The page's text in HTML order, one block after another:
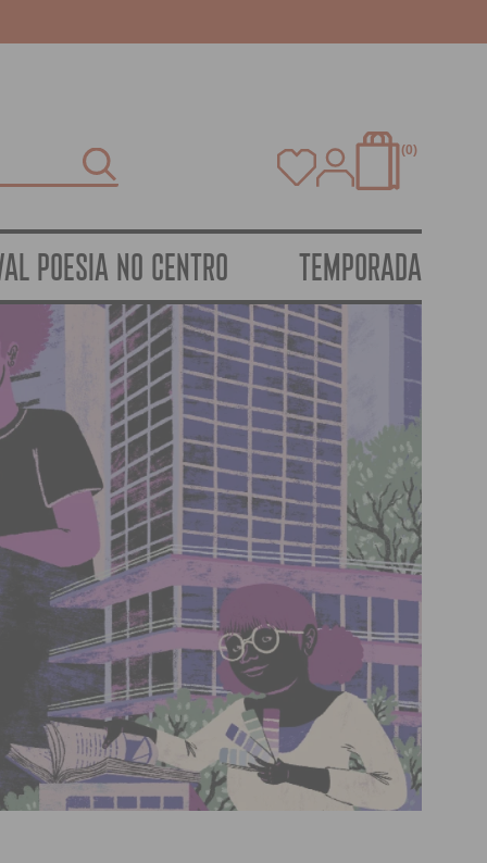
0
POESIA NO CENTRO TEMPORADA